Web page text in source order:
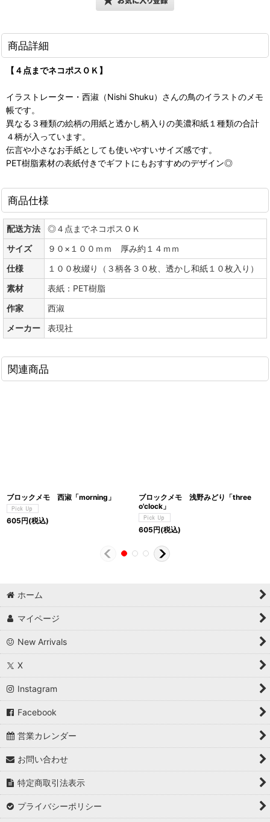
商品詳細
【４点までネコポスＯＫ】
イラストレーター・西淑（Nishi Shuku）さんの鳥のイラストのメモ
帳です。
異なる３種類の絵柄の用紙と透かし柄入りの美濃和紙１種類の合計
４柄が入っています。
伝言や小さなお手紙としても使いやすいサイズ感です。
PET樹脂素材の表紙付きでギフトにもおすすめのデザイン◎
商品仕様
配送方法
◎４点までネコポスＯＫ
サイズ
９０×１００ｍｍ 厚み約１４ｍｍ
仕様
１００枚綴り（３柄各３０枚、透かし和紙１０枚入り）
素材
表紙：PET樹脂
作家
西淑
メーカー
表現社
関連商品
ブロックメモ 西淑「morning」
605円(税込)
ブロックメモ 浅野みどり「three
o'clock」
605円(税込)
ホーム
マイページ
New Arrivals
X
Instagram
Facebook
営業カレンダー
お問い合わせ
特定商取引法表示
プライバシーポリシー